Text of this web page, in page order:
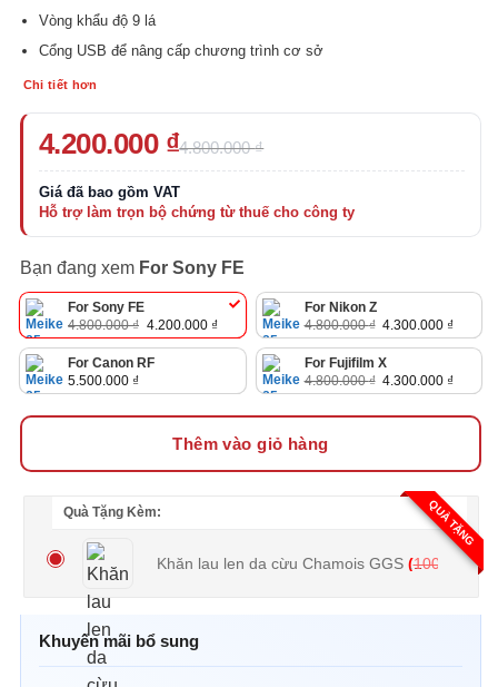
Vòng khẩu độ 9 lá
Cổng USB để nâng cấp chương trình cơ sở
Chi tiết hơn
4.800.000₫
Giá
gốc
là:
4.800.000 ₫.
4.200.000 ₫
Giá
hiện
tại
là:
4.200.000 ₫.
Bạn đang xem For Sony FE
For Sony FE
4.800.000₫ Giá
gốc
là:
4.800.000 ₫.
4.200.000 ₫Giá
hiện
tại
4.200.000 ₫.
For Nikon Z
4.800.000₫ Giá
gốc
là:
4.800.000 ₫.
4.300.000 ₫Giá
hiện
tại
For Canon RF
5.500.000 ₫
For Fujifilm X
4.800.000₫ Giá
gốc
4.800.000 ₫.
4.300.000 ₫Giá
hiện
là:
Thêm vào giỏ hàng
QUÀ TẶNG
Quà Tặng Kèm:
Khăn lau len da cừu Chamois GGS
(100.000₫
Khuyến mãi bổ sung